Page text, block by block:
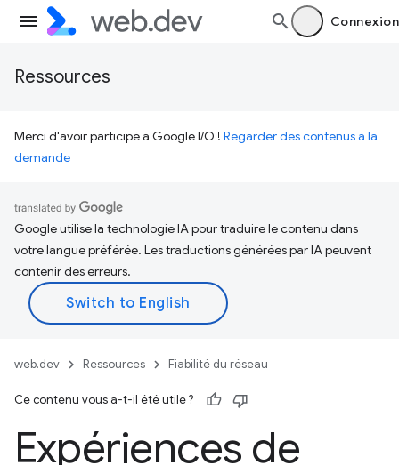
Connexion
Ressources
Merci d'avoir participé à Google I/O ! Regarder des contenus à la
demande
Google utilise la technologie IA pour traduire le contenu dans
votre langue préférée. Les traductions générées par IA peuvent
contenir des erreurs.
web.dev Ressources Fiabilité du réseau
Ce contenu vous a-t-il été utile ?
Expériences de